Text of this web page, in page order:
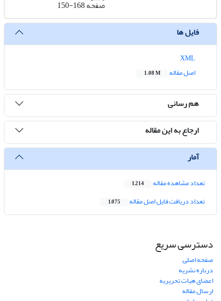
صفحه150-168
فایل ها
اصل مقاله
1.08 M
هم رسانی
ارجاع به این مقاله
آمار
تعداد مشاهده مقاله 1,214
تعداد دریافت فایل اصل مقاله 1,075
دسترسی سریع
صفحه اصلی
درباره نشریه
اعضای هیات تحریریه
ارسال مقاله